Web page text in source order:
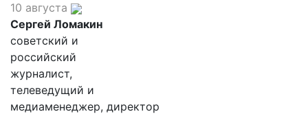
10 августа
Сергей Ломакин
советский и
российский
журналист,
телеведущий и
медиаменеджер, директор